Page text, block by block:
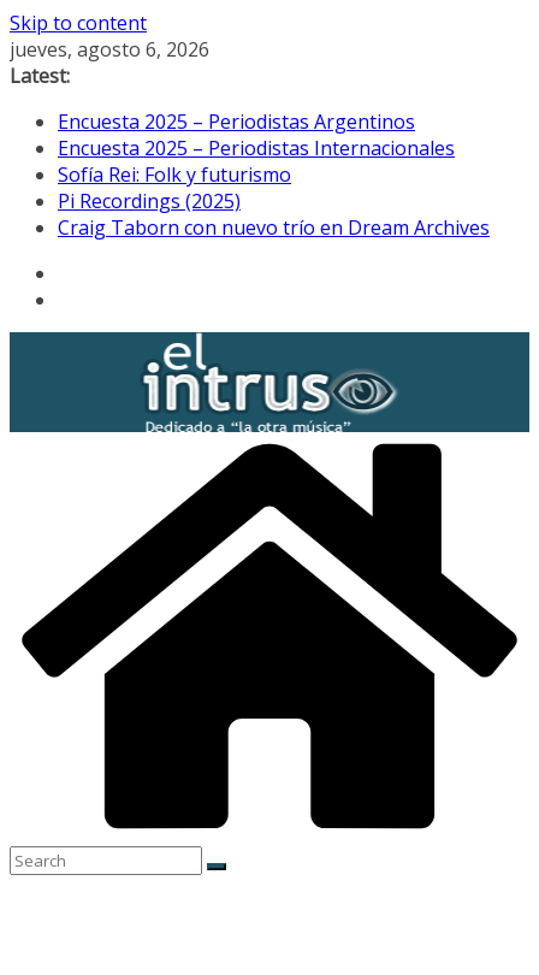
Skip to content
jueves, agosto 6, 2026
Latest:
Encuesta 2025 – Periodistas Argentinos
Encuesta 2025 – Periodistas Internacionales
Sofía Rei: Folk y futurismo
Pi Recordings (2025)
Craig Taborn con nuevo trío en Dream Archives